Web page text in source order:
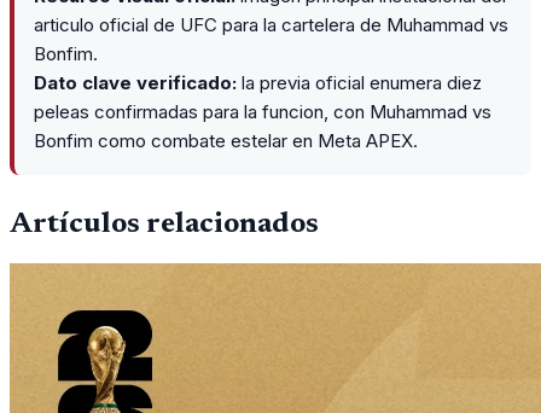
articulo oficial de UFC para la cartelera de Muhammad vs
Bonfim.
Dato clave verificado: la previa oficial enumera diez
peleas confirmadas para la funcion, con Muhammad vs
Bonfim como combate estelar en Meta APEX.
Artículos relacionados